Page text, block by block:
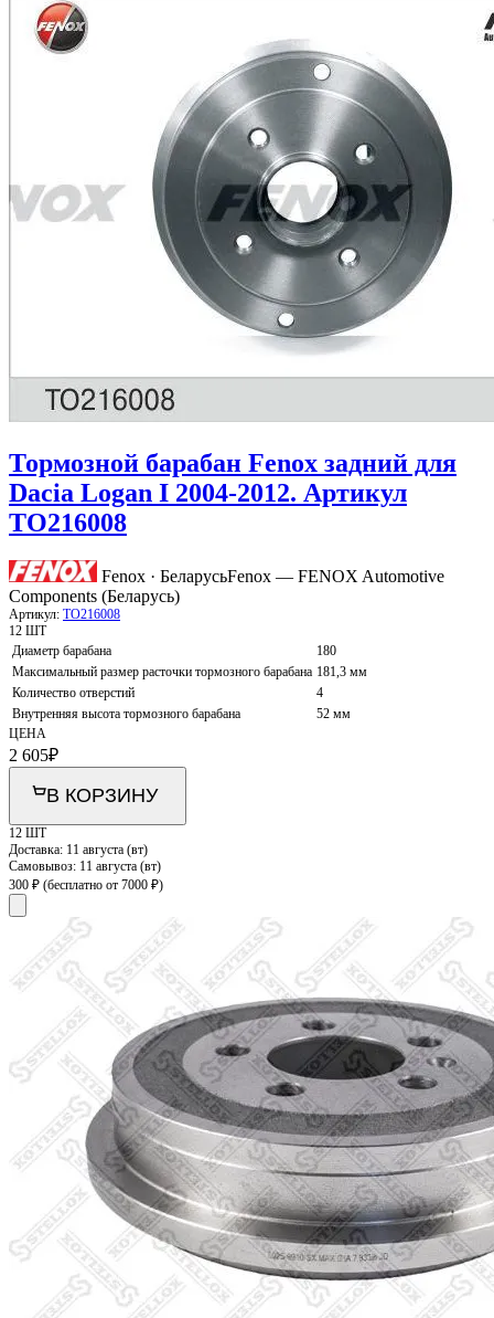
Тормозной барабан Fenox задний для
Dacia Logan I 2004-2012. Артикул
TO216008
Fenox · БеларусьFenox — FENOX Automotive
Components (Беларусь)
Артикул: TO216008
12 ШТ
Диаметр барабана
180
Максимальный размер расточки тормозного барабана 181,3 мм
Количество отверстий
4
Внутренняя высота тормозного барабана
52 мм
ЦЕНА
2 605₽
В КОРЗИНУ
12 ШТ
Доставка: 11 августа (вт)
Самовывоз: 11 августа (вт)
300 ₽ (бесплатно от 7000 ₽)